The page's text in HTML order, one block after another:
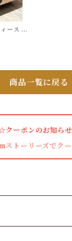
ップ
ース ロ
商品一覧に戻る
クーポンのお知ら
ストーリーズでク